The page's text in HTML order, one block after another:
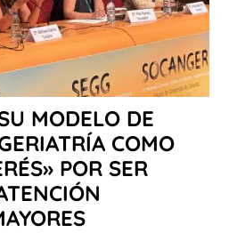
MODELO DE
COMO
POR SER